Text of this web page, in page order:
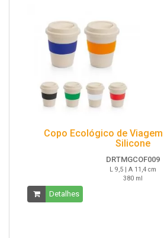
Copo Ecológico de
Silicone
DRTMGCOF009
L 9,5 | A 11,4 cm
380 ml
Detalhes